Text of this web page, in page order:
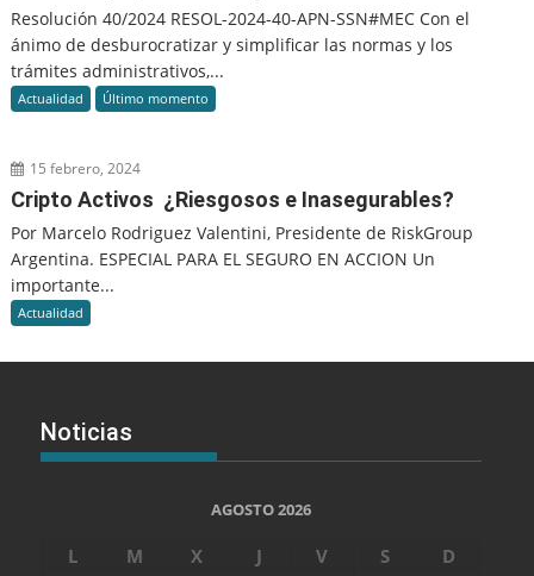
Resolución 40/2024 RESOL-2024-40-APN-SSN#MEC Con el
ánimo de desburocratizar y simplificar las normas y los
trámites administrativos,...
Actualidad Último momento
15 febrero, 2024
Cripto Activos ¿Riesgosos e Inasegurables?
Por Marcelo Rodriguez Valentini, Presidente de RiskGroup
Argentina. ESPECIAL PARA EL SEGURO EN ACCION Un
importante...
Actualidad
Noticias
AGOSTO 2026
L M X J V S
D